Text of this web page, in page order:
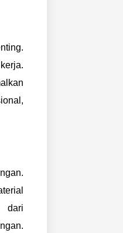
dari